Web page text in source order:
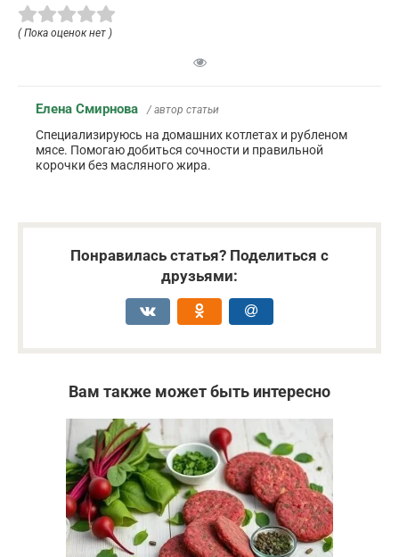
( Пока оценок нет )
Елена Смирнова / автор статьи
Специализируюсь на домашних котлетах и рубленом
мясе. Помогаю добиться сочности и правильной
корочки без масляного жира.
Понравилась статья? Поделиться с
друзьями:
Вам также может быть интересно